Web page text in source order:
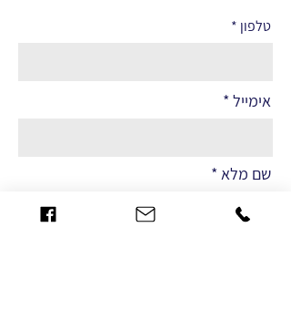
טלפון
אימייל
שם מלא